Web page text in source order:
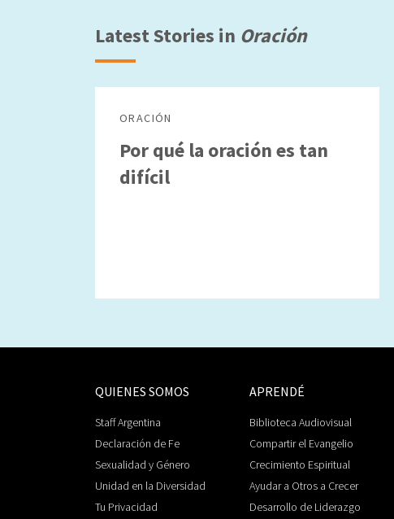
Latest Stories in Oración
ORACIÓN
Por qué la oración es tan
difícil
QUIENES SOMOS
Staff Argentina
Declaración de Fe
Sexualidad y Género
Unidad en la Diversidad
Tu Privacidad
APRENDÉ
Biblioteca Audiovisual
Compartir el Evangelio
Crecimiento Espiritual
Ayudar a Otros a Crecer
Desarrollo de Liderazgo